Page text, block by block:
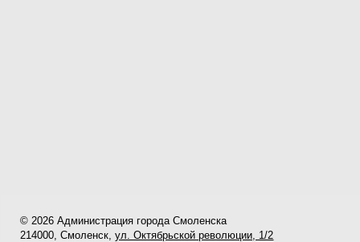
© 2026 Администрация города Смоленска
214000, Смоленск,ул. Октябрьской революции, 1/2